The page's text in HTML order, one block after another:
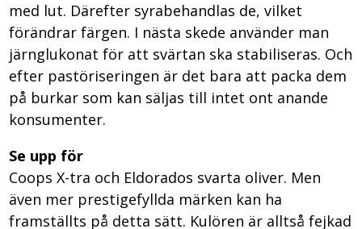
med lut. Därefter syrabehandlas de, vilket
förändrar färgen. I nästa skede använder man
järnglukonat för att svärtan ska stabiliseras. Och
efter pastöriseringen är det bara att packa dem
på burkar som kan säljas till intet ont anande
konsumenter.
Se upp för
Coops X-tra och Eldorados svarta oliver. Men
även mer prestigefyllda märken kan ha
framställts på detta sätt. Kulören är alltså fejkad